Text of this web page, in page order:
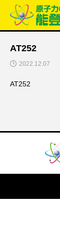
AT252
2022.12.07
AT252